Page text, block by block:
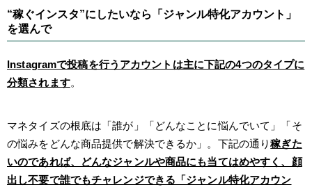
“稼ぐインスタ”にしたいなら「ジャンル特化アカウント」
を選んで
Instagramで投稿を行うアカウントは主に下記の4つのタイプに
分類されます。
マネタイズの根底は「誰が」「どんなことに悩んでいて」「そ
の悩みをどんな商品提供で解決できるか」。下記の通り稼ぎた
いのであれば、どんなジャンルや商品にも当てはめやすく、顔
出し不要で誰でもチャレンジできる「ジャンル特化アカウン